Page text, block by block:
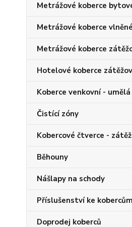
Metrážové koberce
Metrážové koberce vlněné
Metrážové koberce
Hotelové koberce
Koberce venkovní -
Čistící zóny
Kobercové čtverce -
Běhouny
Nášlapy na schody
Příslušenství ke kobercům
Doprodej koberců